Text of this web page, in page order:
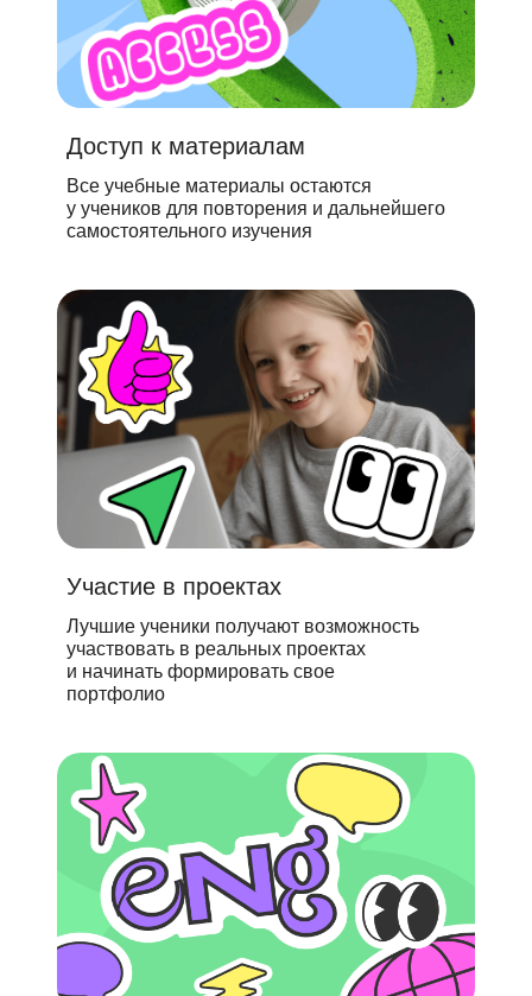
Доступ к материалам
Все учебные материалы остаются
у учеников для повторения и дальнейшего
самостоятельного изучения
Участие в проектах
Лучшие ученики получают возможность
участвовать в реальных проектах
и начинать формировать свое
портфолио